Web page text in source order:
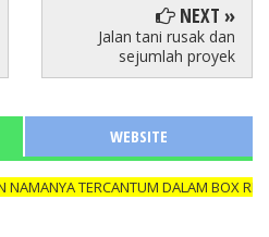
NEXT »
Jalan tani rusak dan
sejumlah proyek
WEBSITE
TERCANTUM DALAM BOX